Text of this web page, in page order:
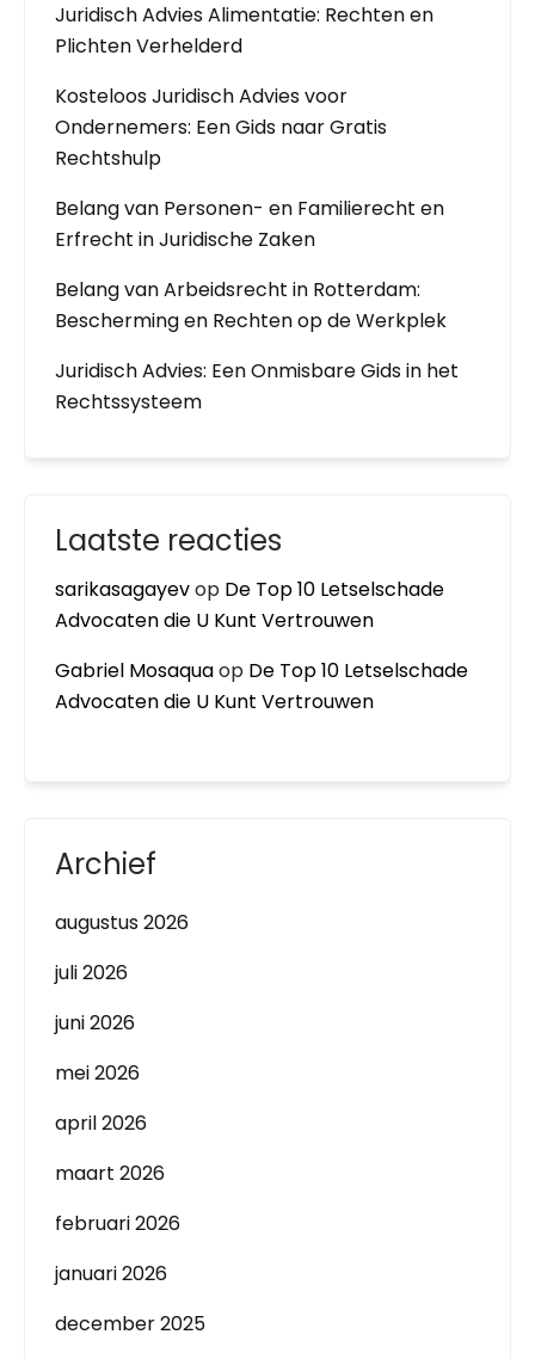
Juridisch Advies Alimentatie: Rechten en
Plichten Verhelderd
Kosteloos Juridisch Advies voor
Ondernemers: Een Gids naar Gratis
Rechtshulp
Belang van Personen- en Familierecht en
Erfrecht in Juridische Zaken
Belang van Arbeidsrecht in Rotterdam:
Bescherming en Rechten op de Werkplek
Juridisch Advies: Een Onmisbare Gids in het
Rechtssysteem
Laatste reacties
sarikasagayevop De Top 10 Letselschade
Advocaten die U Kunt Vertrouwen
Gabriel Mosaquaop De Top 10 Letselschade
Advocaten die U Kunt Vertrouwen
Archief
augustus 2026
juli 2026
juni 2026
mei 2026
april 2026
maart 2026
februari 2026
januari 2026
december 2025